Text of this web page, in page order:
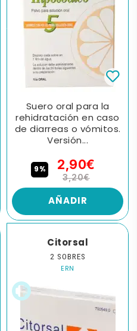
Suero oral para la
rehidratación en caso
de diarreas o vómitos.
Versión...
9% 2,90€
3,20€
AÑADIR
Citorsal
2 SOBRES
ERN